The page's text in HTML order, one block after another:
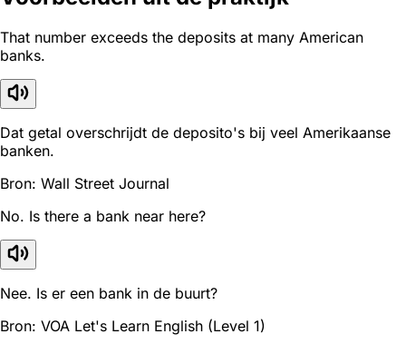
That number exceeds the deposits at many American
banks.
Dat getal overschrijdt de deposito's bij veel Amerikaanse
banken.
Bron: Wall Street Journal
No. Is there a bank near here?
Nee. Is er een bank in de buurt?
Bron: VOA Let's Learn English (Level 1)